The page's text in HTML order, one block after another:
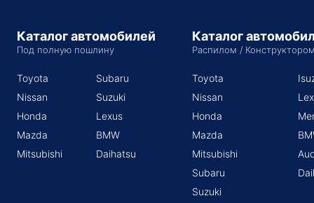
Каталог автомобилей
Под полную пошлину
Toyota
Nissan
Honda
Mazda
Mitsubishi
Subaru
Suzuki
Lexus
BMW
Daihatsu
Каталог
Распилом /
Toyota
Nissan
Honda
Mazda
Mitsubishi
Subaru
Suzuki